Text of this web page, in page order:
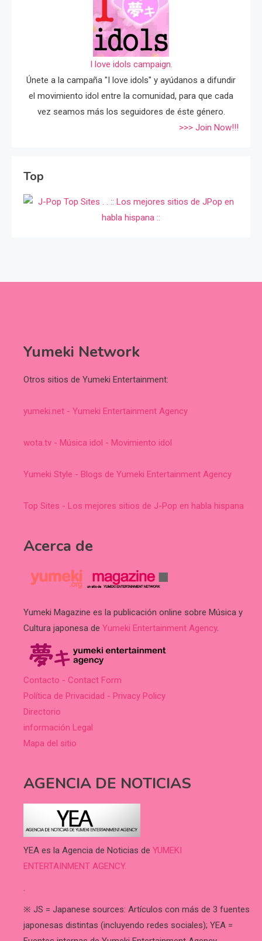
I love idols campaign.
Únete a la campaña "I love idols" y ayúdanos a difundir
el movimiento idol entre la comunidad, para que cada
vez seamos más los seguidores de éste género.
>>> Join Now!!!
Top
Yumeki Network
Otros sitios de Yumeki Entertainment:
yumeki.net - Yumeki Entertainment Agency
wota.tv - Música idol - Movimiento idol
Yumeki Style - Blogs de Yumeki Entertainment Agency
Top Sites - Los mejores sitios de J-Pop en habla hispana
Acerca de
Yumeki Magazine es la publicación online sobre Música y
Cultura japonesa de Yumeki Entertainment Agency.
Contacto - Contact Form
Política de Privacidad - Privacy Policy
Directorio
información Legal
Mapa del sitio
AGENCIA DE NOTICIAS
YEA es la Agencia de Noticias de YUMEKI
ENTERTAINMENT AGENCY.
.
※ JS = Japanese sources: Artículos con más de 3 fuentes
japonesas distintas (incluyendo redes sociales); YEA =